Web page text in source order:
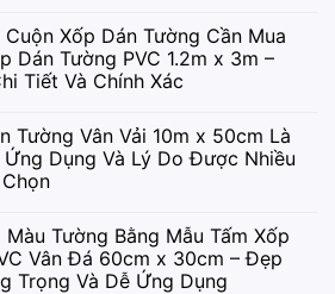
Xốp Dán Tường Cần Mua
Dán Tường PVC 1.2m x 3m –
Tiết Và Chính Xác
Tường Vân Vải 10m x 50cm Là
Dụng Và Lý Do Được Nhiều
Màu Tường Bằng Mẫu Tấm Xốp
Vân Đá 60cm x 30cm – Đẹp
Trọng Và Dễ Ứng Dụng